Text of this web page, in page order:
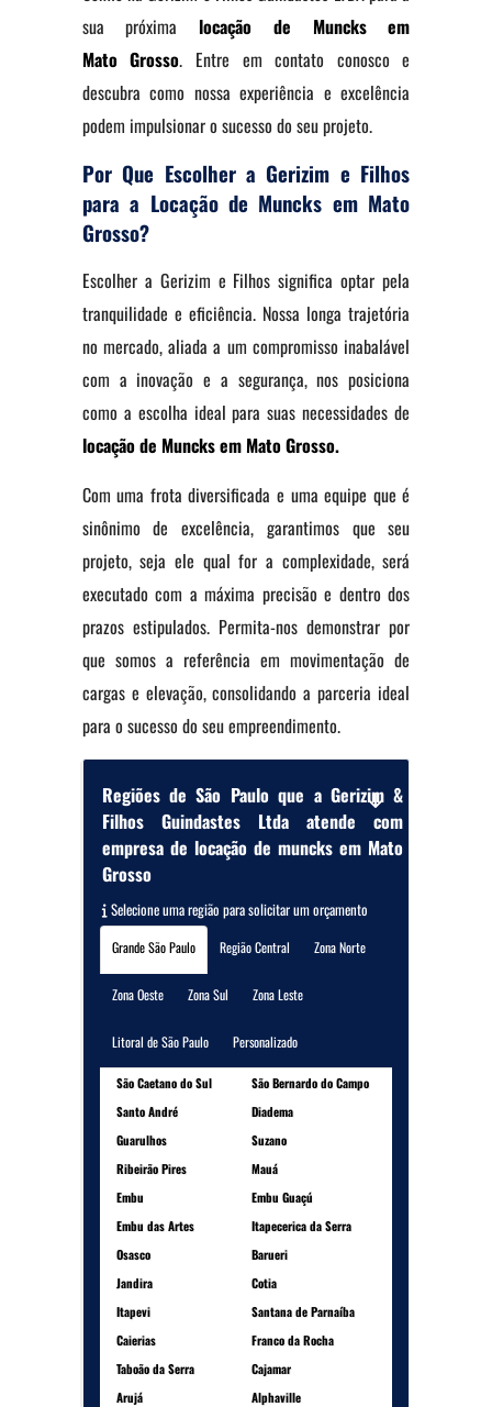
sua próxima locação de Muncks em
MatoGrosso. Entre em contato conosco e
descubra como nossa experiência e excelência
podem impulsionar o sucesso do seu projeto.
Por Que Escolher a Gerizim e Filhos
para a Locação de Muncks em Mato
Grosso?
Escolher a Gerizim e Filhos significa optar pela
tranquilidade e eficiência. Nossa longa trajetória
no mercado, aliada a um compromisso inabalável
com a inovação e a segurança, nos posiciona
como a escolha ideal para suas necessidades de
locação de Muncks em Mato Grosso.
Com uma frota diversificada e uma equipe que é
sinônimo de excelência, garantimos que seu
projeto, seja ele qual for a complexidade, será
executado com a máxima precisão e dentro dos
prazos estipulados. Permita-nos demonstrar por
que somos a referência em movimentação de
cargas e elevação, consolidando a parceria ideal
para o sucesso do seu empreendimento.
Regiões de São Paulo que a Gerizim &
Filhos Guindastes Ltda atende com
empresa de locação de muncks em Mato
Grosso
Selecione uma região para solicitar um orçamento
Grande São Paulo Região Central Zona Norte
Zona Oeste Zona Sul Zona Leste
Litoral de São Paulo Personalizado
São Caetano do Sul
São Bernardo do Campo
Santo André
Diadema
Guarulhos
Suzano
Ribeirão Pires
Mauá
Embu
Embu Guaçú
Embu das Artes
Itapecerica da Serra
Osasco
Barueri
Jandira
Cotia
Itapevi
Santana de Parnaíba
Caierias
Franco da Rocha
Taboão da Serra
Cajamar
Arujá
Alphaville